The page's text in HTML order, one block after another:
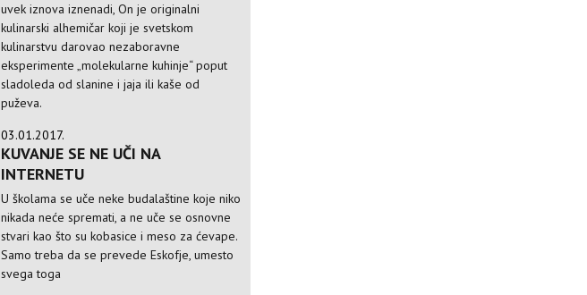
uvek iznova iznenadi, On je originalni
kulinarski alhemičar koji je svetskom
kulinarstvu darovao nezaboravne
eksperimente „molekularne kuhinje“ poput
sladoleda od slanine i jaja ili kaše od
puževa.
03.01.2017.
KUVANJE SE NE UČI NA
INTERNETU
U školama se uče neke budalaštine koje niko
nikada neće spremati, a ne uče se osnovne
stvari kao što su kobasice i meso za ćevape.
Samo treba da se prevede Eskofje, umesto
svega toga